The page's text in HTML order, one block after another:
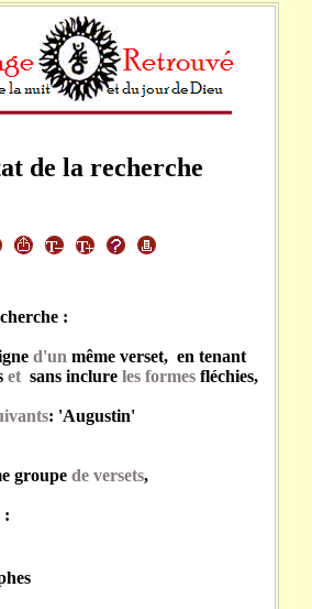
de la recherche
:
d'un même verset, en tenant
et sans inclureles formes fléchies,
: 'Augustin'
groupede versets,
: